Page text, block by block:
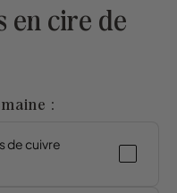
en cire de
:
de cuivre